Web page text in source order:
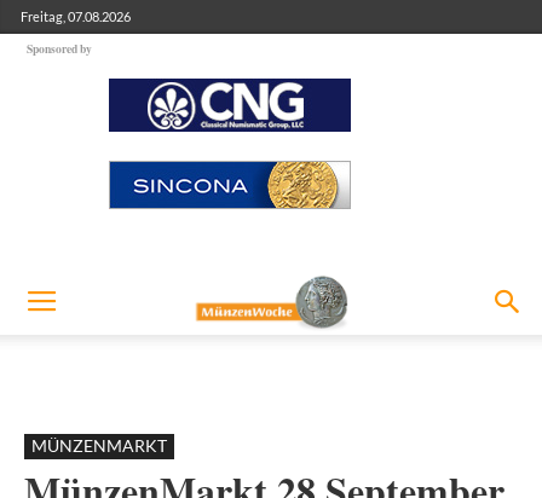
Freitag, 07.08.2026
Sponsored by
MÜNZENMARKT